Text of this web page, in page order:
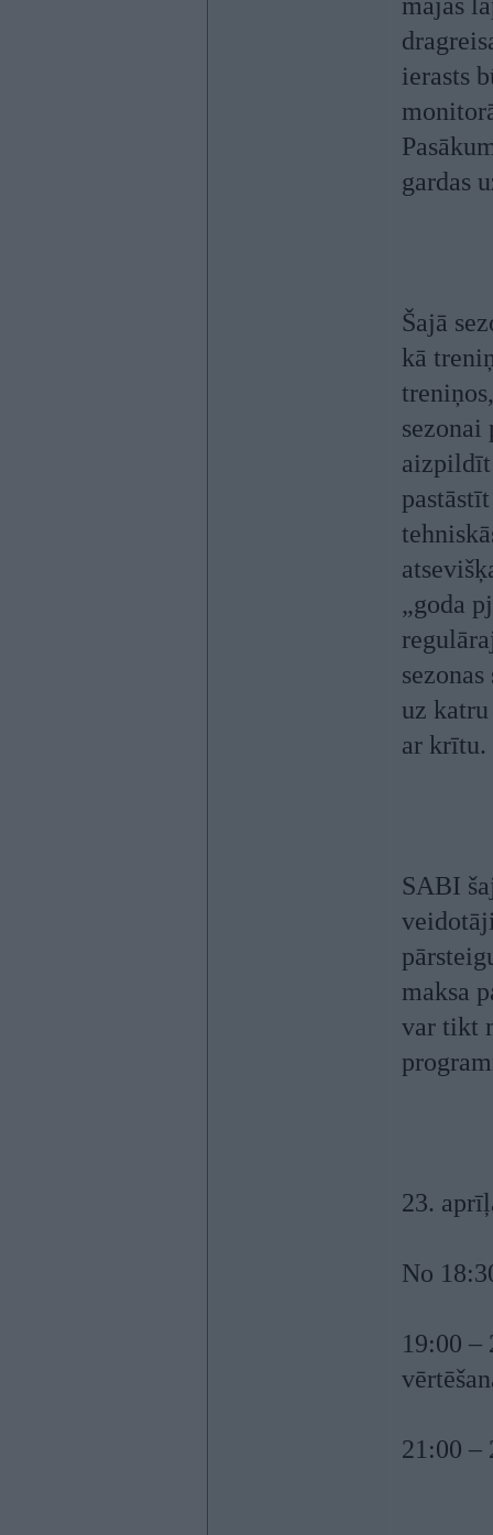
ierasts
gardas
Šajā
kā
aizpildīt
„goda
uz
ar krītu.
SABI
maksa
var tikt
23.
No
19:00 –
21:00 –